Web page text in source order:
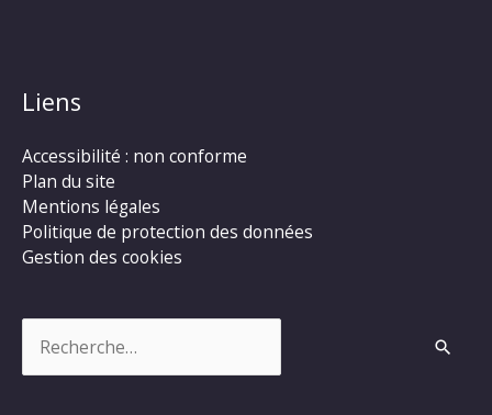
Liens
Accessibilité : non conforme
Plan du site
Mentions légales
Politique de protection des données
Gestion des cookies